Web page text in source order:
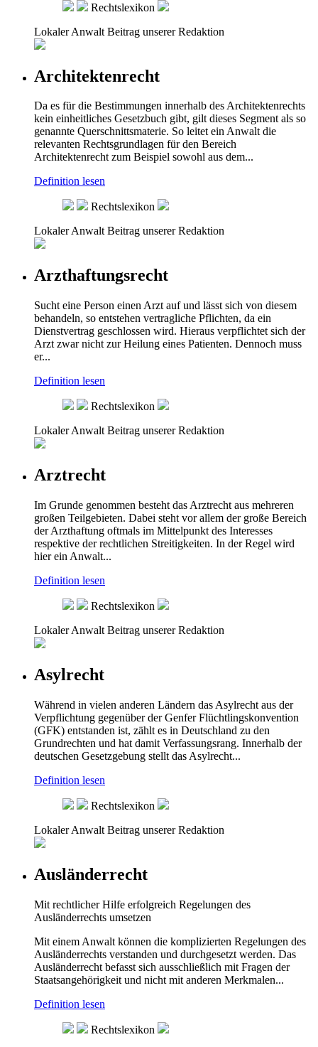
Rechtslexikon
Lokaler Anwalt Beitrag unserer Redaktion
Architektenrecht
Da es für die Bestimmungen innerhalb des Architektenrechts
kein einheitliches Gesetzbuch gibt, gilt dieses Segment als so
genannte Querschnittsmaterie. So leitet ein Anwalt die
relevanten Rechtsgrundlagen für den Bereich
Architektenrecht zum Beispiel sowohl aus dem...
Definition lesen
Rechtslexikon
Lokaler Anwalt Beitrag unserer Redaktion
Arzthaftungsrecht
Sucht eine Person einen Arzt auf und lässt sich von diesem
behandeln, so entstehen vertragliche Pflichten, da ein
Dienstvertrag geschlossen wird. Hieraus verpflichtet sich der
Arzt zwar nicht zur Heilung eines Patienten. Dennoch muss
er...
Definition lesen
Rechtslexikon
Lokaler Anwalt Beitrag unserer Redaktion
Arztrecht
Im Grunde genommen besteht das Arztrecht aus mehreren
großen Teilgebieten. Dabei steht vor allem der große Bereich
der Arzthaftung oftmals im Mittelpunkt des Interesses
respektive der rechtlichen Streitigkeiten. In der Regel wird
hier ein Anwalt...
Definition lesen
Rechtslexikon
Lokaler Anwalt Beitrag unserer Redaktion
Asylrecht
Während in vielen anderen Ländern das Asylrecht aus der
Verpflichtung gegenüber der Genfer Flüchtlingskonvention
(GFK) entstanden ist, zählt es in Deutschland zu den
Grundrechten und hat damit Verfassungsrang. Innerhalb der
deutschen Gesetzgebung stellt das Asylrecht...
Definition lesen
Rechtslexikon
Lokaler Anwalt Beitrag unserer Redaktion
Ausländerrecht
Mit rechtlicher Hilfe erfolgreich Regelungen des
Ausländerrechts umsetzen
Mit einem Anwalt können die komplizierten Regelungen des
Ausländerrechts verstanden und durchgesetzt werden. Das
Ausländerrecht befasst sich ausschließlich mit Fragen der
Staatsangehörigkeit und nicht mit anderen Merkmalen...
Definition lesen
Rechtslexikon